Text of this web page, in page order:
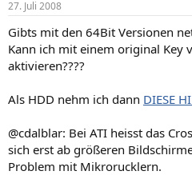
27. Juli 2008
Gibts mit den 64Bit Versionen
Kann ich mit einem original Key
aktivieren????
Als HDD nehm ich dann DIESE
@cdalblar: Bei ATI heisst das
sich erst ab größeren
Problem mit Mikrorucklern.